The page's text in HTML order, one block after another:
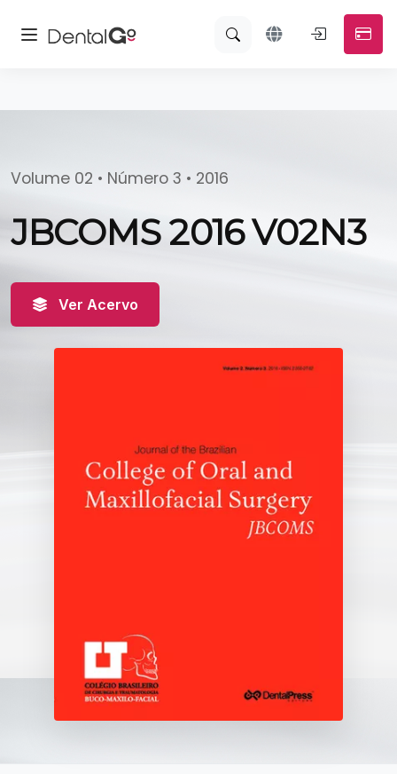
Volume 02 • Número 3 • 2016
JBCOMS 2016 V02N3
Ver Acervo